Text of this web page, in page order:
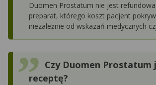
Duomen Prostatum nie jest
preparat, którego koszt pacjent
niezależnie od wskazań medycznych
Czy Duomen Prostatum
receptę?